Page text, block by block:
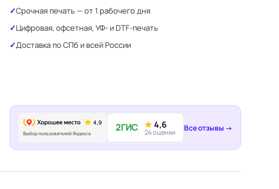
Срочная печать — от 1 рабочего дня
Цифровая, офсетная, УФ- и DTF-печать
Доставка по СПб и всей России
2ГИС ★4,6
24 оценки Все отзывы →